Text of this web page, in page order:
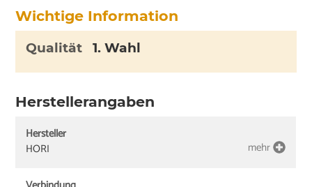
Wichtige Information
Qualität 1. Wahl
Herstellerangaben
Hersteller
HORI
mehr